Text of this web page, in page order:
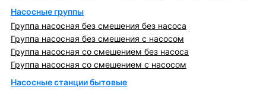
Насосные группы
Группа насосная без смешения без насоса
Группа насосная без смешения с насосом
Группа насосная со смешением без насоса
Группа насосная со смешением с насосом
Насосные станции бытовые